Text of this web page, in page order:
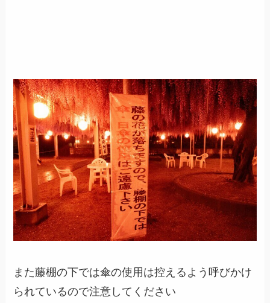
また藤棚の下では傘の使用は控えるよう呼びかけ
られているので注意してください